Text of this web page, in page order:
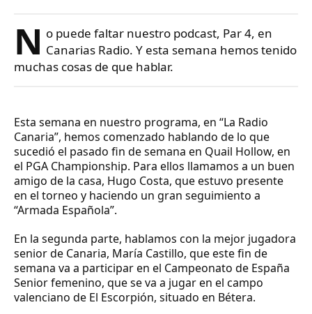
N o puede faltar nuestro podcast, Par 4, en
Canarias Radio. Y esta semana hemos tenido
muchas cosas de que hablar.
Esta semana en nuestro programa, en “La Radio
Canaria”, hemos comenzado hablando de lo que
sucedió el pasado fin de semana en Quail Hollow, en
el PGA Championship. Para ellos llamamos a un buen
amigo de la casa, Hugo Costa, que estuvo presente
en el torneo y haciendo un gran seguimiento a
“Armada Española”.
En la segunda parte, hablamos con la mejor jugadora
senior de Canaria, María Castillo, que este fin de
semana va a participar en el Campeonato de España
Senior femenino, que se va a jugar en el campo
valenciano de El Escorpión, situado en Bétera.